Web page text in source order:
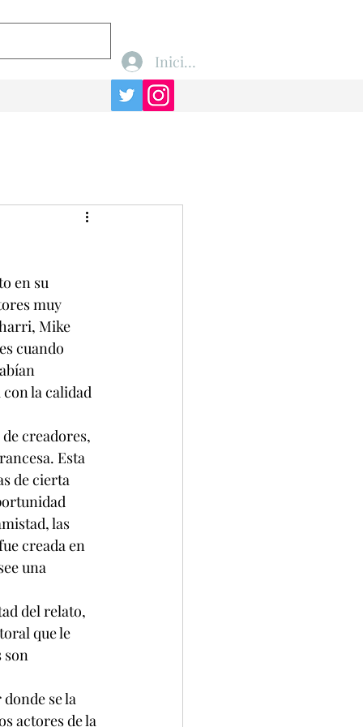
Iniciar sesión
en su
muy
Mike
cuando
la calidad
creadores,
Esta
de cierta
las
creada en
una
del relato,
que le
son
se la
actores de la